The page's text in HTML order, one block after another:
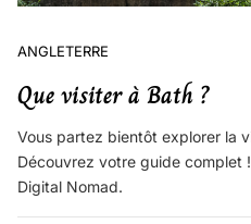
ANGLETERRE
Que visiter à Bath ?
Vous partez bientôt explorer la
Découvrez votre guide complet
Digital Nomad.